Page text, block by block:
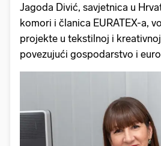
Jagoda Divić, savjetnica u
komori i članica EURATEX-a,
projekte u tekstilnoj i
povezujući gospodarstvo i